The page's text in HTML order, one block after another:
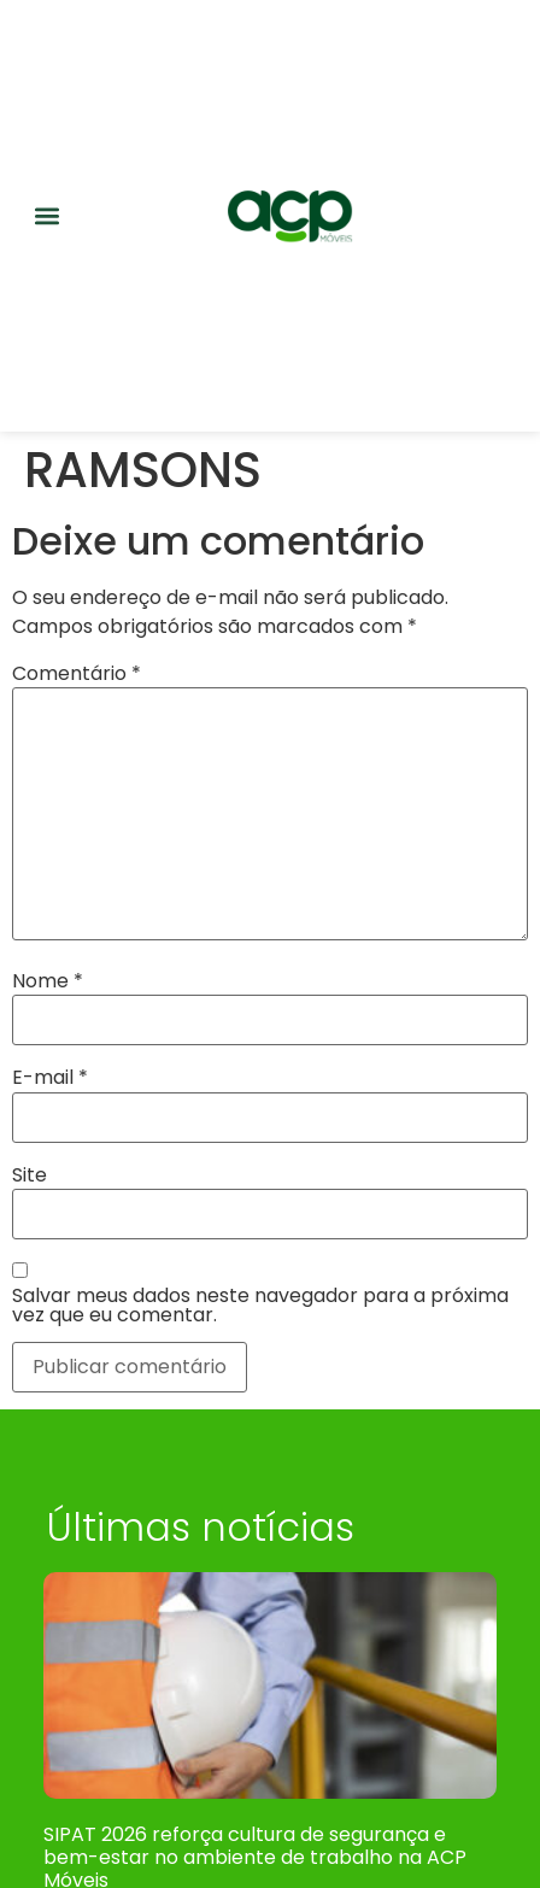
RAMSONS
Deixe um comentário
O seu endereço de e-mail não será publicado.
Campos obrigatórios são marcados com *
Comentário *
Nome *
E-mail *
Site
Salvar meus dados neste navegador para a próxima
vez que eu comentar.
Últimas notícias
SIPAT 2026 reforça cultura de segurança e
bem-estar no ambiente de trabalho na ACP
Móveis